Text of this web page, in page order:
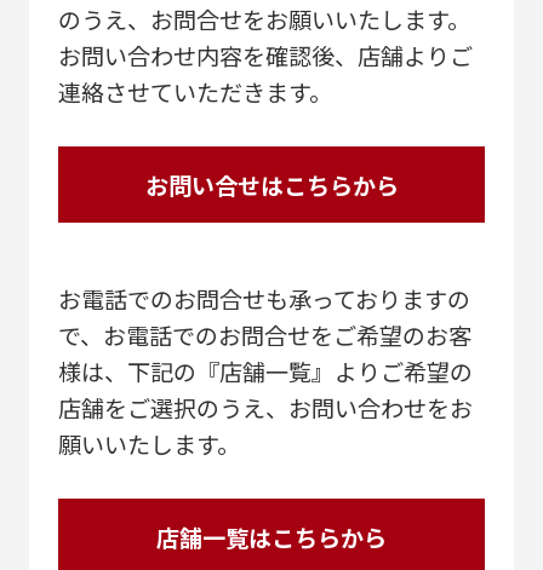
のうえ、お問合せをお願いいたします。
お問い合わせ内容を確認後、店舗よりご
連絡させていただきます。
お問い合せはこちらから
お電話でのお問合せも承っておりますの
で、お電話でのお問合せをご希望のお客
様は、下記の『店舗一覧』よりご希望の
店舗をご選択のうえ、お問い合わせをお
願いいたします。
店舗一覧はこちらから